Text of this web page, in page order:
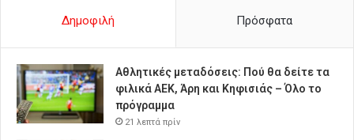
Δημοφιλή Πρόσφατα
Αθλητικές μεταδόσεις: Πού θα δείτε τα
φιλικά ΑΕΚ, Άρη και Κηφισιάς – Όλο το
πρόγραμμα
21 λεπτά πρίν